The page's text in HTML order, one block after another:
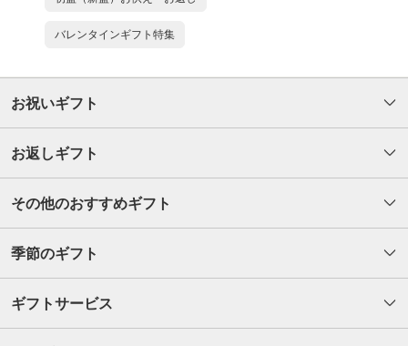
バレンタインギフト特集
お祝いギフト
お返しギフト
その他のおすすめギフト
季節のギフト
ギフトサービス